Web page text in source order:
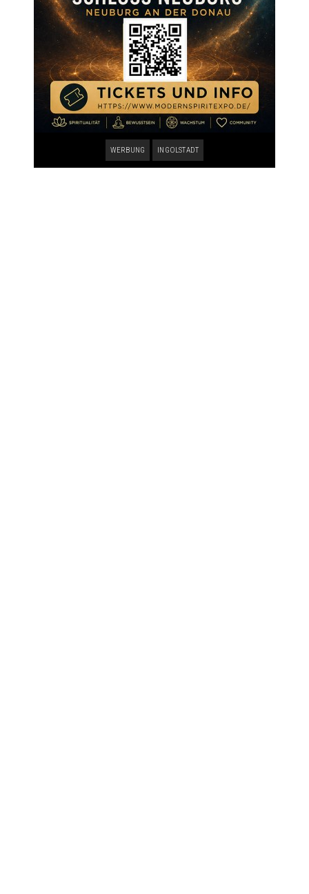
WERBUNG INGOLSTADT